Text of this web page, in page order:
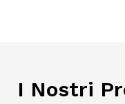
I Nostri